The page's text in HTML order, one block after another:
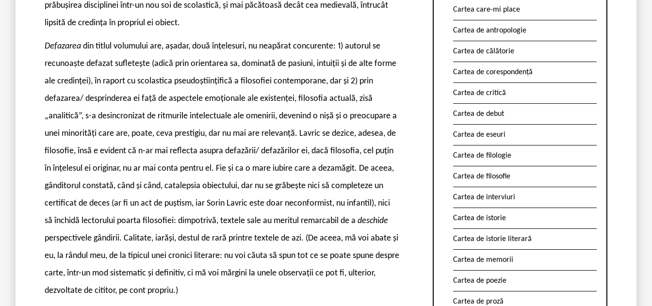
prăbușirea disciplinei într-un nou soi de scolastică, și mai păcătoasă decât cea medievală, întrucât
lipsită de credința în propriul ei obiect.
Defazarea din titlul volumului are, așadar, două înțelesuri, nu neapărat concurente: 1) autorul se
recunoaște defazat sufletește (adică prin orientarea sa, dominată de pasiuni, intuiții și de alte forme
ale credinței), în raport cu scolastica pseudoștiințifică a filosofiei contemporane, dar și 2) prin
defazarea/ desprinderea ei față de aspectele emoționale ale existenței, filosofia actuală, zisă
„analitică”, s-a desincronizat de ritmurile intelectuale ale omenirii, devenind o nișă și o preocupare a
unei minorități care are, poate, ceva prestigiu, dar nu mai are relevanță. Lavric se dezice, adesea, de
filosofie, însă e evident că n-ar mai reflecta asupra defazării/ defazărilor ei, dacă filosofia, cel puțin
în înțelesul ei originar, nu ar mai conta pentru el. Fie și ca o mare iubire care a dezamăgit. De aceea,
gânditorul constată, când și când, catalepsia obiectului, dar nu se grăbește nici să completeze un
certificat de deces (ar fi un act de puștism, iar Sorin Lavric este doar neconformist, nu infantil), nici
să închidă lectorului poarta filosofiei: dimpotrivă, textele sale au meritul remarcabil de a deschide
perspectivele gândirii. Calitate, iarăși, destul de rară printre textele de azi. (De aceea, mă voi abate și
eu, la rândul meu, de la tipicul unei cronici literare: nu voi căuta să spun tot ce se poate spune despre
carte, într-un mod sistematic și definitiv, ci mă voi mărgini la unele observații ce pot fi, ulterior,
dezvoltate de cititor, pe cont propriu.)
Cartea care-mi place
Cartea de antropologie
Cartea de călătorie
Cartea de corespondență
Cartea de critică
Cartea de debut
Cartea de eseuri
Cartea de filologie
Cartea de filosofie
Cartea de interviuri
Cartea de istorie
Cartea de istorie literară
Cartea de memorii
Cartea de poezie
Cartea de proză